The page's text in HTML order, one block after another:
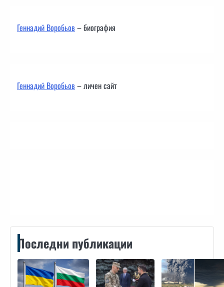
Геннадий Воробьов– биография
Геннадий Воробьов– личен сайт
Последни публикации